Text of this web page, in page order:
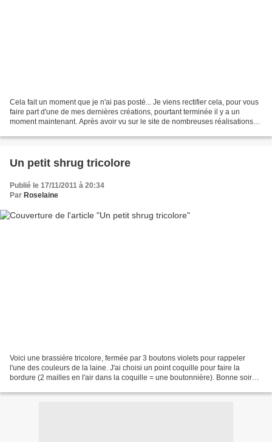
Cela fait un moment que je n'ai pas posté... Je viens rectifier cela, pour vous
faire part d'une de mes dernières créations, pourtant terminée il y a un
moment maintenant. Après avoir vu sur le site de nombreuses réalisations
Un petit shrug tricolore
Publié le 17/11/2011 à 20:34
Par Roselaine
Voici une brassière tricolore, fermée par 3 boutons violets pour rappeler
l'une des couleurs de la laine. J'ai choisi un point coquille pour faire la
bordure (2 mailles en l'air dans la coquille = une boutonnière). Bonne soirée